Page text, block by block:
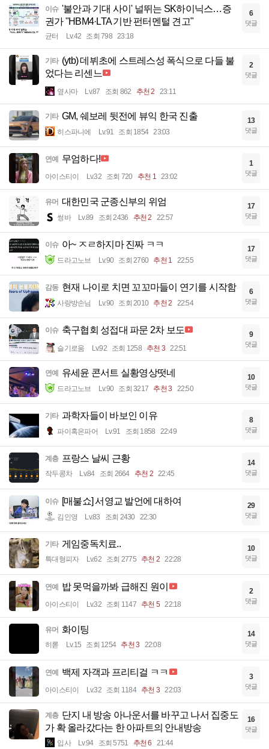
이슈 '불안과 기대 사이' 널뛰는 SK하이닉스…증
권가 "HBM4·LTA 기반 펀터멘털 견고"
균터 Lv.42 조회 798 23:18
6
댓글
기타 (ytb) 데뷔초에 스트레스성 폭식으로 다들 불
었다는 리센느
옆사마 Lv.87 조회 862 추천 2 23:11
2
댓글
기타 GM, 쉐보레 뒷전에 뷰익 한국 진출
히스파니에 Lv.91 조회 1854 23:03
13
댓글
연예 무엄하다!
아이스티이 Lv.32 조회 720 추천 1 23:02
1
댓글
유머 대한민국 군종신부의 위엄
썽바 Lv.89 조회 2436 추천 2 22:57
17
댓글
이슈 아~ ㅈㄹ하지마 진짜 ㅋㅋ
드라고노브 Lv.90 조회 2760 추천 1 22:55
17
댓글
감동 현재 나이로 치면 꼬꼬마들이 연기를 시작함
사랑방손님 Lv.90 조회 2010 추천 2 22:54
6
댓글
이슈 축구협회 성접대 파문 2차 보도
슬기로움 Lv.92 조회 1258 추천 3 22:51
9
댓글
연예 유세윤 콘서트 실황영상떳네
드라고노브 Lv.90 조회 3217 추천 3 22:50
10
댓글
기타 과학자들이 바보인 이유
파이혹은파어 Lv.91 조회 1858 22:49
8
댓글
계층 프랑스 날씨 근황
작두콩차 Lv.84 조회 2664 추천 2 22:45
14
댓글
이슈 [매불쇼] 서영교 발언에 대하여
김인영 Lv.83 조회 2430 22:30
29
댓글
기타 게임중독치료..
특대형피자 Lv.62 조회 2775 추천 2 22:28
10
댓글
연예 밥 못먹을까봐 급해진 원이
아이스티이 Lv.32 조회 1147 추천 5 22:18
2
댓글
유머 화이팅
히롣 Lv.15 조회 1254 추천 3 22:08
14
댓글
연예 백제 자객과 프리티걸 ㅋㅋ
아이스티이 Lv.32 조회 1184 추천 3 22:03
3
댓글
계층 단지 내 방송 아나운서를 바꾸고 나서 집중도
가 확 올라갔다는 한 아파트의 안내방송
입사 Lv.94 조회 5751 추천 6 21:44
16
댓글